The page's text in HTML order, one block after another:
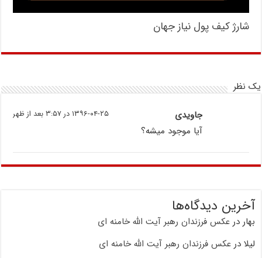
شارژ کیف پول نیاز جهان
یک نظر
جاویدی ۱۳۹۶-۰۴-۲۵ در ۳:۵۷ بعد از ظهر
آیا موجود میشه؟
آخرین دیدگاه‌ها
بهار درعکس فرزندان رهبر آیت الله خامنه ای
لیلا درعکس فرزندان رهبر آیت الله خامنه ای